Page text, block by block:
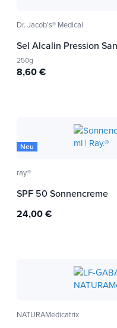
Dr. Jacob's® Medical
Sel Alcalin Pression
250g
8,60 €
Neu
ray.®
SPF 50 Sonnencreme
24,00 €
NATURAMedicatrix